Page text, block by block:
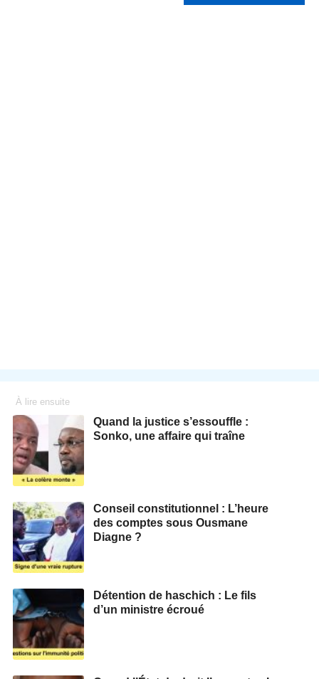
À lire ensuite
Quand la justice s’essouffle :
Sonko, une affaire qui traîne
Conseil constitutionnel : L’heure
des comptes sous Ousmane
Diagne ?
Détention de haschich : Le fils
d’un ministre écroué